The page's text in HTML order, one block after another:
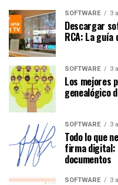
SOFTWARE 3
Descargar
RCA: La
SOFTWARE 3
Los mejores
genealógico
SOFTWARE 3
Todo lo que
firma digital:
documentos
SOFTWARE 3